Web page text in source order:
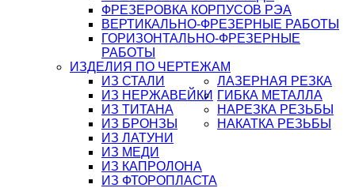
ФРЕЗЕРОВКА КОРПУСОВ РЭА
ВЕРТИКАЛЬНО-ФРЕЗЕРНЫЕ РАБОТЫ
ГОРИЗОНТАЛЬНО-ФРЕЗЕРНЫЕ
РАБОТЫ
ИЗДЕЛИЯ ПО ЧЕРТЕЖАМ
ИЗ СТАЛИ
ИЗ НЕРЖАВЕЙКИ
ИЗ ТИТАНА
ИЗ БРОНЗЫ
ИЗ ЛАТУНИ
ИЗ МЕДИ
ИЗ КАПРОЛОНА
ИЗ ФТОРОПЛАСТА
ЛАЗЕРНАЯ РЕЗКА
ГИБКА МЕТАЛЛА
НАРЕЗКА РЕЗЬБЫ
НАКАТКА РЕЗЬБЫ